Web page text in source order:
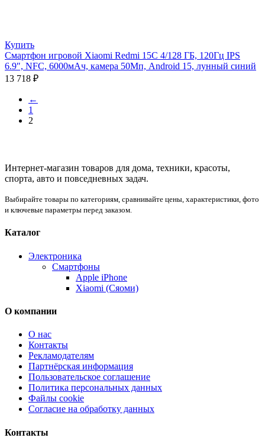
Купить
Смартфон игровой Xiaomi Redmi 15C 4/128 ГБ, 120Гц IPS
6.9″, NFC, 6000мAч, камера 50Мп, Android 15, лунный синий
13 718 ₽
←
1
2
Интернет-магазин товаров для дома, техники, красоты,
спорта, авто и повседневных задач.
Выбирайте товары по категориям, сравнивайте цены, характеристики, фото
и ключевые параметры перед заказом.
Каталог
Электроника
Смартфоны
Apple iPhone
Xiaomi (Сяоми)
О компании
О нас
Контакты
Рекламодателям
Партнёрская информация
Пользовательское соглашение
Политика персональных данных
Файлы cookie
Согласие на обработку данных
Контакты